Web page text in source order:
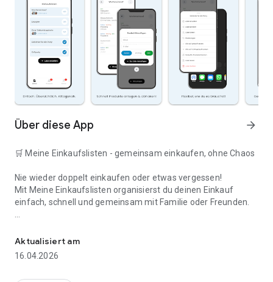
Über diese App arrow_forward
🛒 Meine Einkaufslisten - gemeinsam einkaufen, ohne Chaos
Nie wieder doppelt einkaufen oder etwas vergessen!
Mit Meine Einkaufslisten organisierst du deinen Einkauf
einfach, schnell und gemeinsam mit Familie oder Freunden.
👨‍👩‍👧 Gemeinsame Einkaufslisten in Echtzeit: Alle sehen
Aktualisiert am
16.04.2026